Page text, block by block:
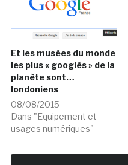
Et les musées du monde
les plus « googlés » de la
planète sont…
londoniens
08/08/2015
Dans "Equipement et
usages numériques"